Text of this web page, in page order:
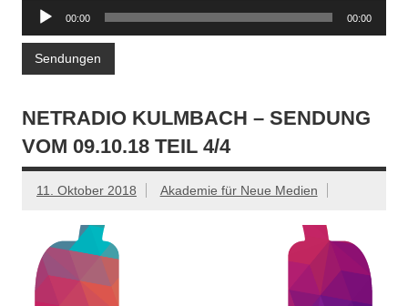
Audio-
Player
00:00 00:00
Sendungen
NETRADIO KULMBACH – SENDUNG
VOM 09.10.18 TEIL 4/4
11. Oktober 2018 Akademie für Neue Medien